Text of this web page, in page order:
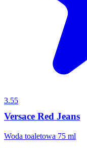
3.55
Versace Red Jeans
Woda toaletowa 75 ml